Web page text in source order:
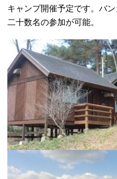
キャンプ開催予定です。バ
二十数名の参加が可能。